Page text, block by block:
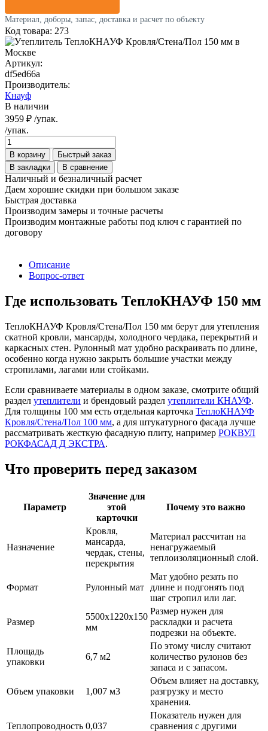
Материал, доборы, запас, доставка и расчет по объекту
Код товара: 273
Артикул:
df5ed66a
Производитель:
Кнауф
В наличии
3959 ₽ /упак.
/упак.
В корзину
Быстрый заказ
В закладки
В сравнение
Наличный и безналичный расчет
Даем хорошие скидки при большом заказе
Быстрая доставка
Производим замеры и точные расчеты
Производим монтажные работы под ключ с гарантией по
договору
Описание
Вопрос-ответ
Где использовать ТеплоКНАУФ 150 мм
ТеплоКНАУФ Кровля/Стена/Пол 150 мм берут для утепления
скатной кровли, мансарды, холодного чердака, перекрытий и
каркасных стен. Рулонный мат удобно раскраивать по длине,
особенно когда нужно закрыть большие участки между
стропилами, лагами или стойками.
Если сравниваете материалы в одном заказе, смотрите общий
раздел утеплители и брендовый раздел утеплители КНАУФ.
Для толщины 100 мм есть отдельная карточка ТеплоКНАУФ
Кровля/Стена/Пол 100 мм, а для штукатурного фасада лучше
рассматривать жесткую фасадную плиту, например РОКВУЛ
РОКФАСАД Д ЭКСТРА.
Что проверить перед заказом
Параметр
Значение для
этой
карточки
Почему это важно
Назначение
Кровля,
мансарда,
чердак, стены,
перекрытия
Материал рассчитан на
ненагружаемый
теплоизоляционный слой.
Формат Рулонный мат
Мат удобно резать по
длине и подгонять под
шаг стропил или лаг.
Размер
5500x1220x150
мм
Размер нужен для
раскладки и расчета
подрезки на объекте.
Площадь
упаковки
6,7 м2
По этому числу считают
количество рулонов без
запаса и с запасом.
Объем упаковки 1,007 м3
Объем влияет на доставку,
разгрузку и место
хранения.
Теплопроводность 0,037
Показатель нужен для
сравнения с другими